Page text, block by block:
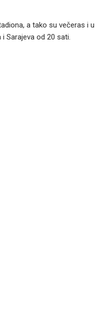
a tako su večeras i u
Sarajeva od 20 sati.